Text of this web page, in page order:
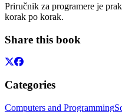
Priručnik za programere je
korak po korak.
Share this book
Categories
Computers and Programming